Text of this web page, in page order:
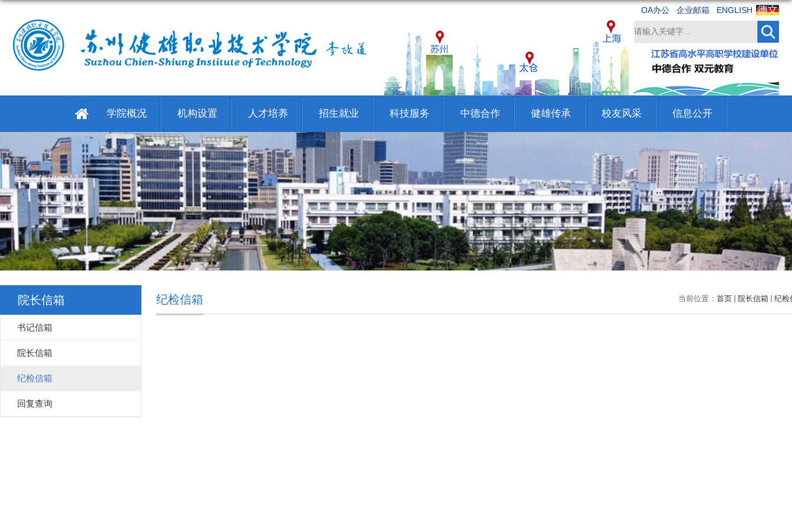
OA办公 企业邮箱 ENGLISH
学院概况 机构设置 人才培养 招生就业 科技服务 中德合作 健雄传承 校友风采 信息公开
院长信箱
书记信箱
院长信箱
纪检信箱
回复查询
当前位置： 首页 院长信箱 纪检
纪检信箱